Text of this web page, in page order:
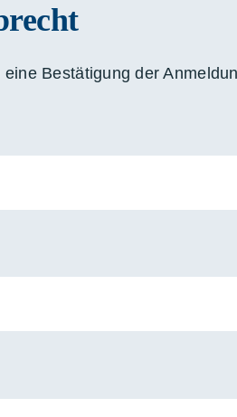
Bestätigung der